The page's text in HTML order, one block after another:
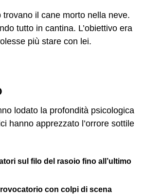
il cane morto nella neve.
tutto in cantina. L’obiettivo era
più stare con lei.
lodato la profondità psicologica
hanno apprezzato l’orrore sottile
sul filo del rasoio fino all’ultimo
con colpi di scena